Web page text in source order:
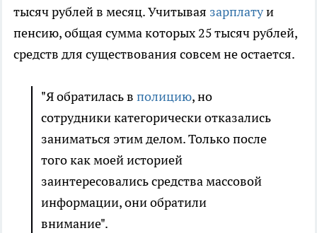
тысяч рублей в месяц. Учитывая зарплатуи
пенсию, общая сумма которых 25 тысяч рублей,
средств для существования совсем не остается.
"Я обратилась в полицию, но
сотрудники категорически отказались
заниматься этим делом. Только после
того как моей историей
заинтересовались средства массовой
информации, они обратили
внимание".